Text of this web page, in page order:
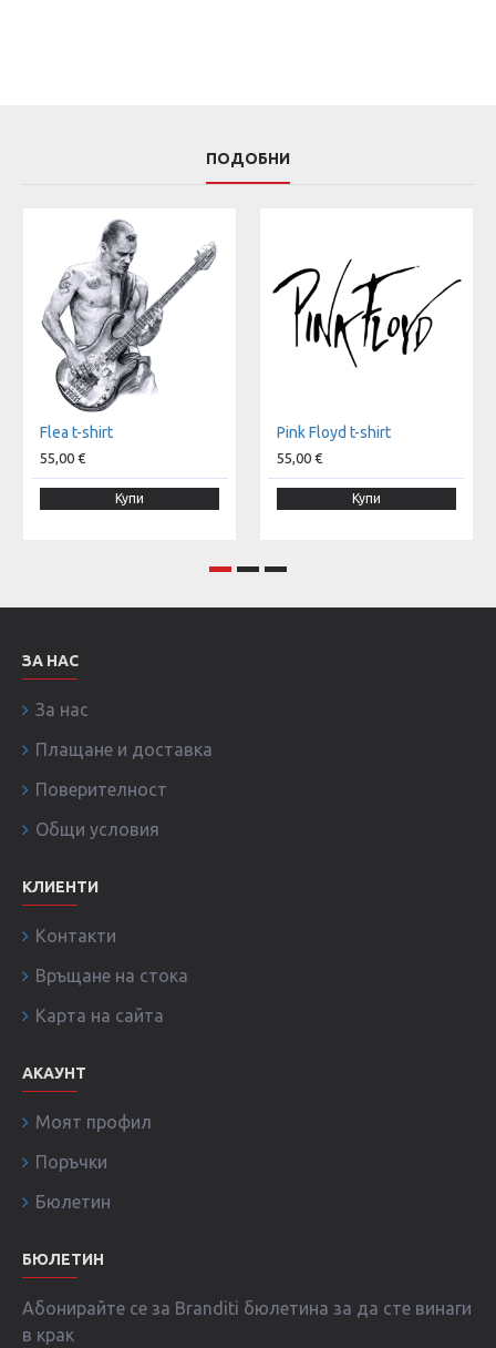
ПОДОБНИ
Flea t-shirt
55,00 €
Купи
Pink Floyd t-shirt
55,00 €
Купи
ЗА НАС
За нас
Плащане и доставка
Поверителност
Общи условия
КЛИЕНТИ
Контакти
Връщане на стока
Карта на сайта
АКАУНТ
Моят профил
Поръчки
Бюлетин
БЮЛЕТИН
Абонирайте се за Branditi бюлетина за да сте винаги
в крак